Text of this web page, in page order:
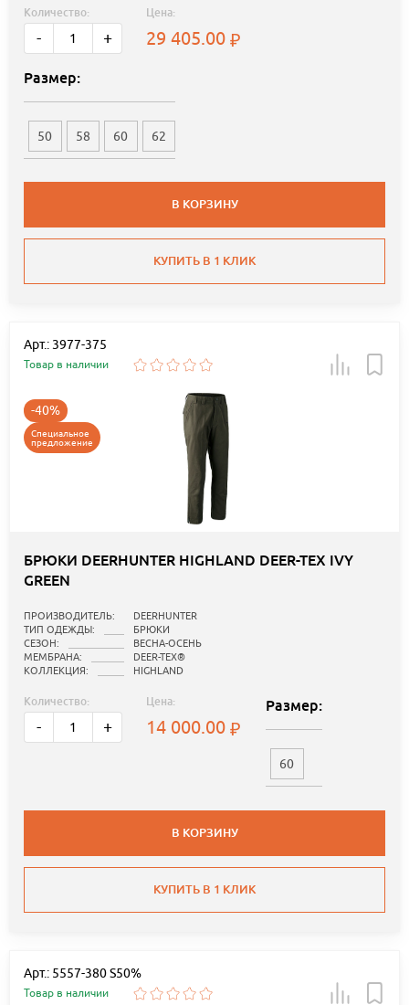
Количество:
- +
Цена:
29 405.00
Размер:
50 58 60 62
В КОРЗИНУ
КУПИТЬ В 1 КЛИК
Арт.: 3977-375
Товар в наличии
-40%
Специальное
предложение
БРЮКИ DEERHUNTER HIGHLAND DEER-TEX IVY
GREEN
ПРОИЗВОДИТЕЛЬ:
DEERHUNTER
ТИП ОДЕЖДЫ:
БРЮКИ
СЕЗОН:
ВЕСНА-ОСЕНЬ
МЕМБРАНА:
DEER-TEX®
КОЛЛЕКЦИЯ:
HIGHLAND
Количество:
- +
Цена:
14 000.00
Размер:
60
В КОРЗИНУ
КУПИТЬ В 1 КЛИК
Арт.: 5557-380 S50%
Товар в наличии